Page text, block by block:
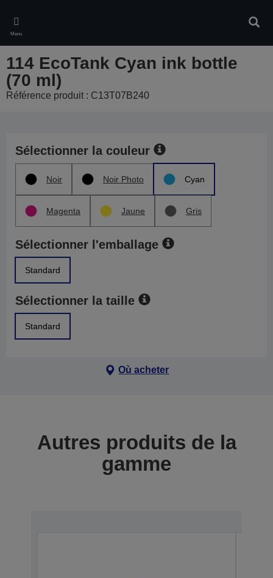
main
content
Menu
114 EcoTank Cyan ink bottle
(70 ml)
Référence produit : C13T07B240
Sélectionner la couleur
Noir Noir Photo Cyan
Magenta Jaune Gris
Sélectionner l'emballage
Standard
Sélectionner la taille
Standard
Où acheter
Autres produits de la
gamme